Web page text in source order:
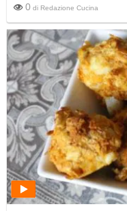
0 di Redazione Cucina